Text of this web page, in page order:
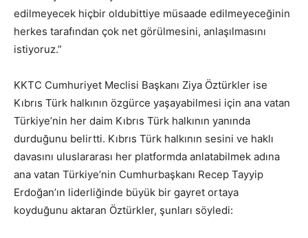
edilmeyecek hiçbir oldubittiye müsaade edilmeyeceğinin
herkes tarafından çok net görülmesini, anlaşılmasını
istiyoruz.”
KKTC Cumhuriyet Meclisi Başkanı Ziya Öztürkler ise
Kıbrıs Türk halkının özgürce yaşayabilmesi için ana vatan
Türkiye’nin her daim Kıbrıs Türk halkının yanında
durduğunu belirtti. Kıbrıs Türk halkının sesini ve haklı
davasını uluslararası her platformda anlatabilmek adına
ana vatan Türkiye’nin Cumhurbaşkanı Recep Tayyip
Erdoğan’ın liderliğinde büyük bir gayret ortaya
koyduğunu aktaran Öztürkler, şunları söyledi: